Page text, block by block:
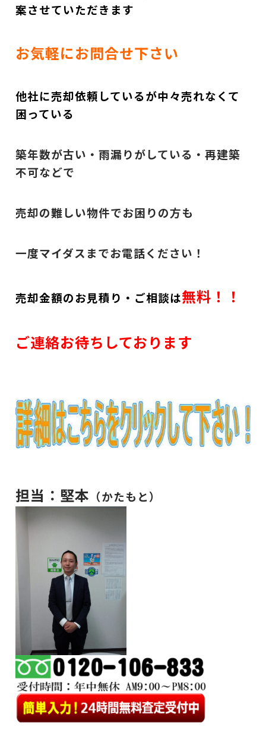
案させていただきます
お気軽にお問合せ下さい
他社に売却依頼しているが中々売れなくて
困っている
築年数が古い・雨漏りがしている・再建築
不可などで
売却の難しい物件でお困りの方も
一度マイダスまでお電話ください！
売却金額のお見積り・ご相談は無料！！
ご連絡お待ちしております
担当：堅本 （かたもと）